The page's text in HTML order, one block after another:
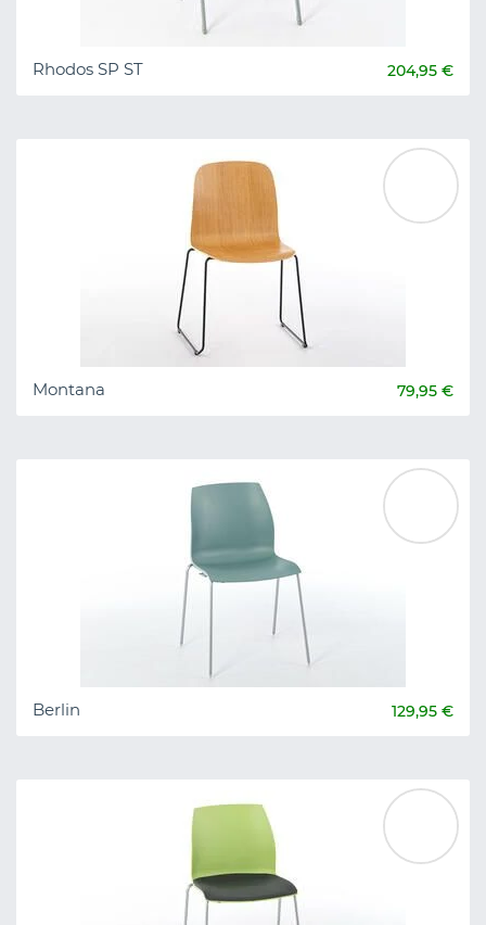
Rhodos SP ST 204,95 €
Montana 79,95 €
Berlin 129,95 €